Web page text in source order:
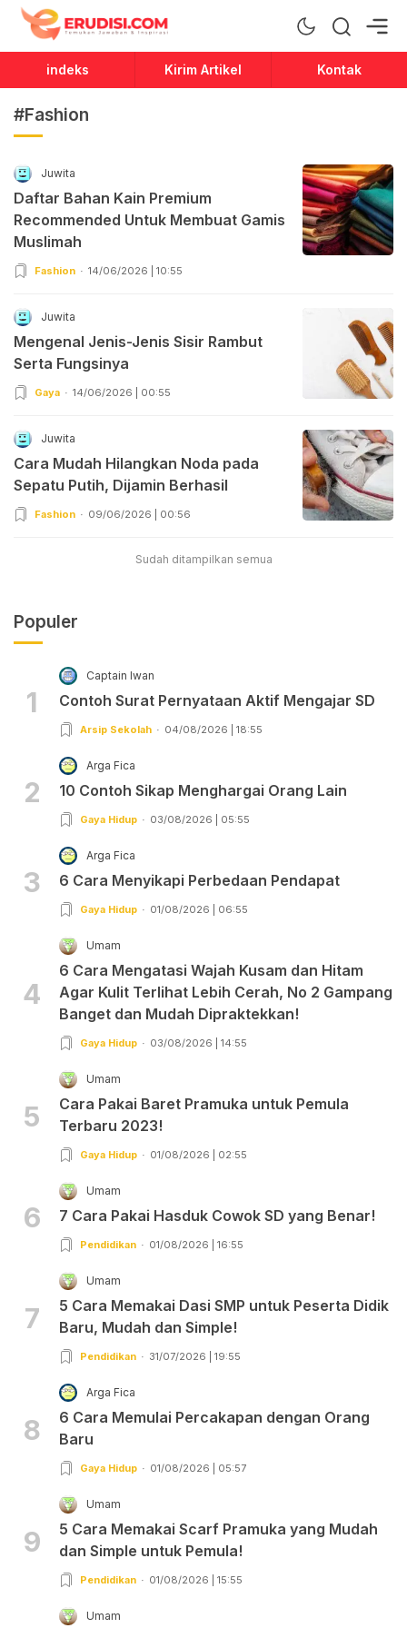
Erudisi
Temukan Jawaban dan Inspirasi
indeks Kirim Artikel Kontak
#Fashion
Juwita
Daftar Bahan Kain Premium
Recommended Untuk Membuat Gamis
Muslimah
Fashion 14/06/2026 | 10:55
Juwita
Mengenal Jenis-Jenis Sisir Rambut
Serta Fungsinya
Gaya 14/06/2026 | 00:55
Juwita
Cara Mudah Hilangkan Noda pada
Sepatu Putih, Dijamin Berhasil
Fashion 09/06/2026 | 00:56
Sudah ditampilkan semua
Populer
1
Captain Iwan
Contoh Surat Pernyataan Aktif Mengajar SD
Arsip Sekolah 04/08/2026 | 18:55
2
Arga Fica
10 Contoh Sikap Menghargai Orang Lain
Gaya Hidup 03/08/2026 | 05:55
3
Arga Fica
6 Cara Menyikapi Perbedaan Pendapat
Gaya Hidup 01/08/2026 | 06:55
4
Umam
6 Cara Mengatasi Wajah Kusam dan Hitam
Agar Kulit Terlihat Lebih Cerah, No 2 Gampang
Banget dan Mudah Dipraktekkan!
Gaya Hidup 03/08/2026 | 14:55
5
Umam
Cara Pakai Baret Pramuka untuk Pemula
Terbaru 2023!
Gaya Hidup 01/08/2026 | 02:55
6
Umam
7 Cara Pakai Hasduk Cowok SD yang Benar!
Pendidikan 01/08/2026 | 16:55
7
Umam
5 Cara Memakai Dasi SMP untuk Peserta Didik
Baru, Mudah dan Simple!
Pendidikan 31/07/2026 | 19:55
8
Arga Fica
6 Cara Memulai Percakapan dengan Orang
Baru
Gaya Hidup 01/08/2026 | 05:57
9
Umam
5 Cara Memakai Scarf Pramuka yang Mudah
dan Simple untuk Pemula!
Pendidikan 01/08/2026 | 15:55
Umam